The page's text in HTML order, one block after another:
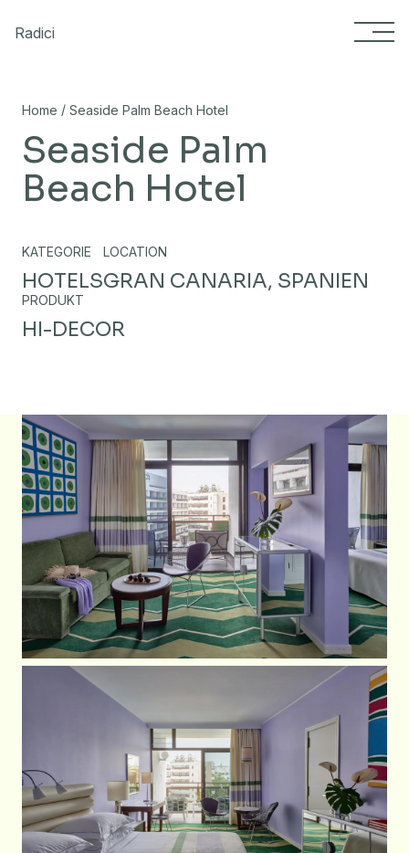
Radici
Home / Seaside Palm Beach Hotel
Seaside Palm
Beach Hotel
KATEGORIE
HOTELS
LOCATION
GRAN CANARIA, SPANIEN
PRODUKT
HI-DECOR